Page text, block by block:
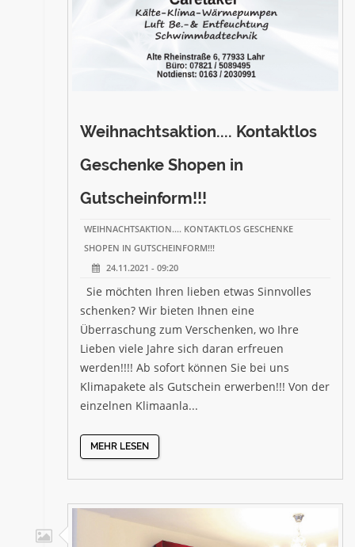
Weihnachtsaktion.... Kontaktlos
Geschenke Shopen in
Gutscheinform!!!
WEIHNACHTSAKTION.... KONTAKTLOS GESCHENKE
SHOPEN IN GUTSCHEINFORM!!!
24.11.2021 - 09:20
Sie möchten Ihren lieben etwas Sinnvolles
schenken? Wir bieten Ihnen eine
Überraschung zum Verschenken, wo Ihre
Lieben viele Jahre sich daran erfreuen
werden!!!! Ab sofort können Sie bei uns
Klimapakete als Gutschein erwerben!!! Von der
einzelnen Klimaanla...
MEHR LESEN